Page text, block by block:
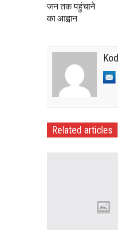
जन तक पहुंचाने
का आह्वान
Related articles